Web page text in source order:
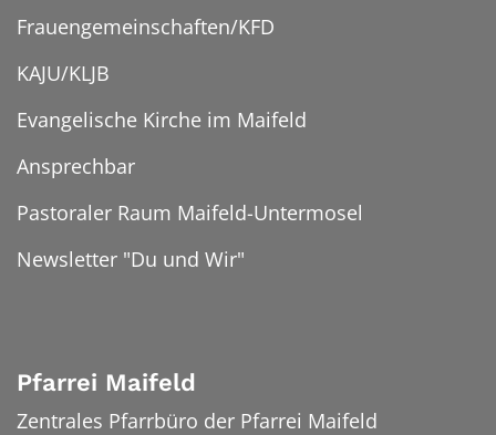
Frauengemeinschaften/KFD
KAJU/KLJB
Evangelische Kirche im Maifeld
Ansprechbar
Pastoraler Raum Maifeld-Untermosel
Newsletter "Du und Wir"
Pfarrei Maifeld
Zentrales Pfarrbüro der Pfarrei Maifeld